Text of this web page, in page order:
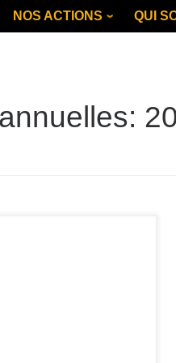
NOS ACTIONS QUI